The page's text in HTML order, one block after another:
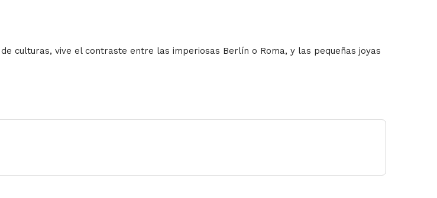
culturas, vive el contraste entre las imperiosas Berlín o Roma, y las pequeñas joyas